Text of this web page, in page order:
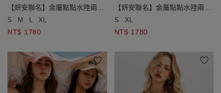
【妍安聯名】金屬點點水陸兩穿
比基尼
S M L XL
NT$ 1780
【妍安聯名】金屬點點水陸兩穿
比基尼
S XL
NT$ 1780